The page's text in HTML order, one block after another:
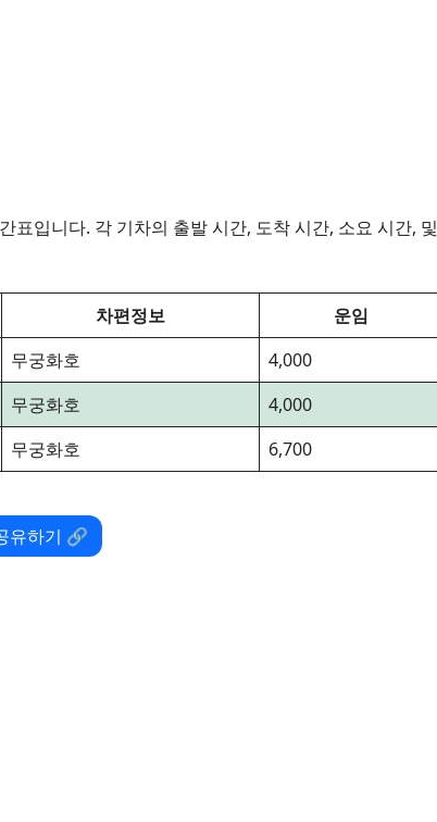
표입니다. 각 기차의 출발 시간, 도착 시간, 소요 시간, 및
차편정보
운임
무궁화호
4,000
무궁화호
4,000
무궁화호 6,700
유하기 🔗